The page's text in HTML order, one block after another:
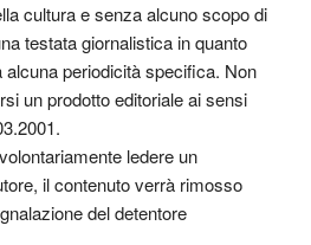
cultura e senza alcuno scopo di
testata giornalistica in quanto
periodicità specifica. Non
un prodotto editoriale ai sensi
ledere un
il contenuto verrà rimosso
del detentore